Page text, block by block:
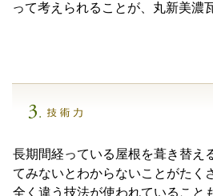
って考えられることが、丸新美濃
長期間経っている屋根を葺き替え
てみないとわからないことがたく
全く違う技法が使われていること